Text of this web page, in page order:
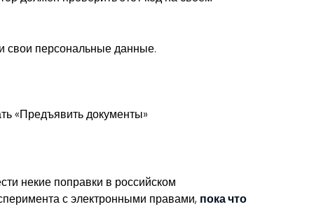
свои персональные данные.
«Предъявить документы»
некие поправки в российском
с электронными правами, пока что